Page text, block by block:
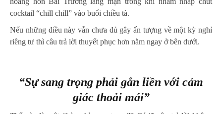
cocktail “chill chill” vào buổi chiều tà.
Nếu những điều này vẫn chưa đủ gây ấn tượng về một kỳ nghỉ
riêng tư thì câu trả lời thuyết phục hơn nằm ngay ở bên dưới.
“Sự sang trọng phải gắn liền với cảm
giác thoải mái”